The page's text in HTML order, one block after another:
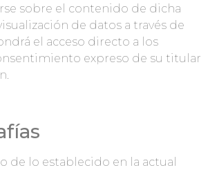
sobre el contenido de dicha
de datos a través de
el acceso directo a los
expreso de su titular
de lo establecido en la actual